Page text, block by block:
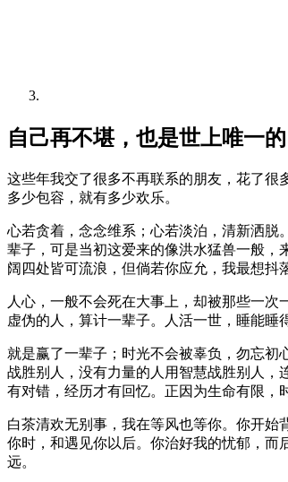
自己再不堪，也是世上唯一
这些年我交了很多不再联系的朋友，花了很
多少包容，就有多少欢乐。
心若贪着，念念维系；心若淡泊，清新洒脱
辈子，可是当初这爱来的像洪水猛兽一般，
阔四处皆可流浪，但倘若你应允，我最想抖
人心，一般不会死在大事上，却被那些一
虚伪的人，算计一辈子。人活一世，睡能睡
就是赢了一辈子；时光不会被辜负，勿忘
战胜别人，没有力量的人用智慧战胜别人，
有对错，经历才有回忆。正因为生命有限，
白茶清欢无别事，我在等风也等你。你开
你时，和遇见你以后。你治好我的忧郁，而
远。